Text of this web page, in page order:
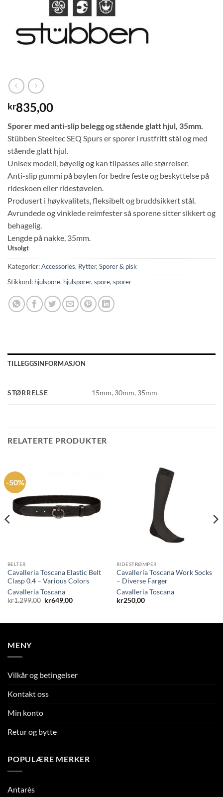
kr835,00
Sporer med anti-slip belegg og stående glatt hjul, 35mm.
Stübben Steeltec SEQ Spurs er sporer i rustfritt stål og med
stående glatt hjul.
Unisex modell, bøyelig og kan tilpasses alle størrelser.
Anti-slip gummi på bøylen for bedre feste og beskyttelse på
rideskoen eller ridestøvelen.
Produsert i høykvalitets, fleksibelt og bruddsikkert stål.
Avrundede og vinklede reimfester så sporene sitter sikkert og
behagelig.
Lengde på nakke, 35mm.
Utsolgt
Kategorier:Accessories, Rytter,Sporer & pisk
Stikkord: hjulspore, hjulsporer,spore,sporer
TILLEGGSINFORMASJON
STØRRELSE 15mm, 30mm, 35mm
RELATERTE PRODUKTER
-50%
BELTER
Cavalleria Toscana Elastic Belt
Clasp 0.4 – Various Colors
Cavalleria Toscana
kr1.299,00 Opprinnelig
kr649,00Nåværende
RIDESTRØMPER
Cavalleria Toscana Work Socks
– Diverse Farger
Cavalleria Toscana
kr250,00
MENY
Vilkår og betingelser
Kontakt oss
Min konto
Retur og bytte
POPULÆRE MERKER
Antarès